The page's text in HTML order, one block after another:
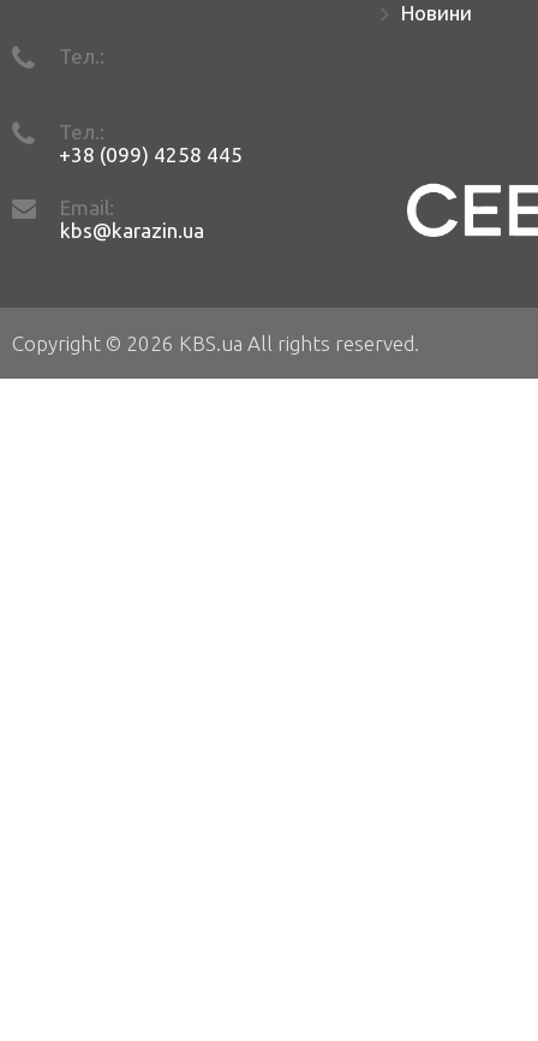
Тел.:
Тел.:
+38 (099) 4258 445
Email:
kbs@karazin.ua
Новини
Copyright © 2026 KBS.ua All rights reserved.